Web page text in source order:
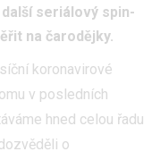
seriálový spin-
na čarodějky.
koronavirové
v posledních
hned celou řadu
o